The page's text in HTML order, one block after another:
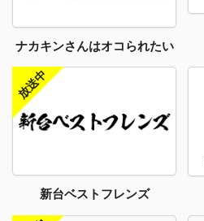
ナカキンさんはオコられたい
新台ベストフレンズ